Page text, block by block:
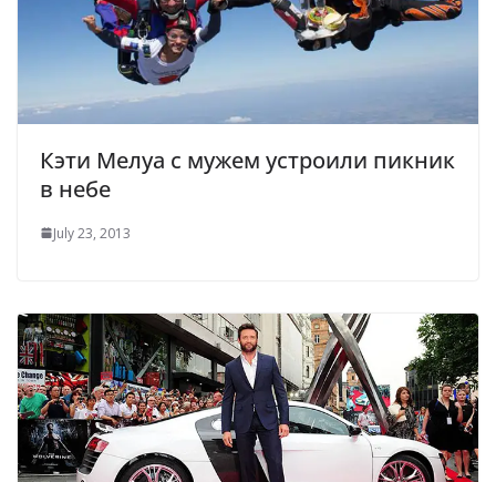
Кэти Мелуа с мужем устроили пикник
в небе
July 23, 2013